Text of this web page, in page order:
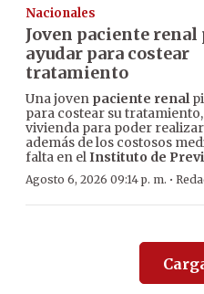
Nacionales
Joven paciente renal
ayudar para costear
tratamiento
Una joven paciente renal
para costear su
vivienda para poder
además de los costosos
falta en elInstituto de
Agosto 6, 2026 09:14 p. m. ·